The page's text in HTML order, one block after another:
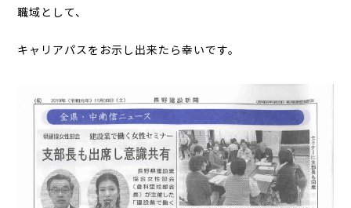
職域として、
キャリアパスをお示し出来たら幸いです。